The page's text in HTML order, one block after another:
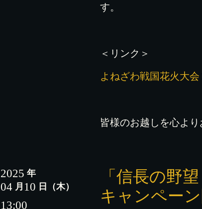
す。
＜リンク＞
よねざわ戦国花火大会
皆様のお越しを心より
2025 年
04 月 10 日 （木）
13:00
「信長の野
キャンペー